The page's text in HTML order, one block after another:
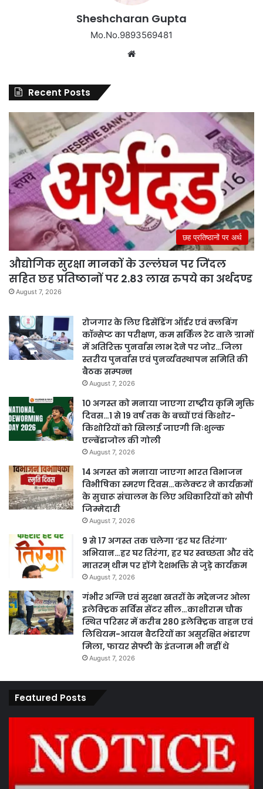
Sheshcharan Gupta
Mo.No.9893569481
Recent Posts
छह प्रतिष्ठानों पर अर्थ
औद्योगिक सुरक्षा मानकों के उल्लंघन पर जिंदल
सहित छह प्रतिष्ठानों पर 2.83 लाख रुपये का अर्थदण्ड
August 7, 2026
रोजगार के लिए डिसेंडिंग ऑर्डर एवं क्लबिंग
कॉन्सेप्ट का परीक्षण, कम सर्किल रेट वाले ग्रामों
में अतिरिक्त पुनर्वास लाभ देने पर जोर…जिला
स्तरीय पुनर्वास एवं पुनर्व्यवस्थापन समिति की
बैठक सम्पन्न
August 7, 2026
10 अगस्त को मनाया जाएगा राष्ट्रीय कृमि मुक्ति
दिवस…1 से 19 वर्ष तक के बच्चों एवं किशोर-
किशोरियों को खिलाई जाएगी निःशुल्क
एल्बेंडाजोल की गोली
August 7, 2026
14 अगस्त को मनाया जाएगा भारत विभाजन
विभीषिका स्मरण दिवस…कलेक्टर ने कार्यक्रमों
के सुचारू संचालन के लिए अधिकारियों को सौंपी
जिम्मेदारी
August 7, 2026
9 से 17 अगस्त तक चलेगा ‘हर घर तिरंगा’
अभियान…हर घर तिरंगा, हर घर स्वच्छता और वंदे
मातरम् थीम पर होंगे देशभक्ति से जुड़े कार्यक्रम
August 7, 2026
गंभीर अग्नि एवं सुरक्षा खतरों के मद्देनजर ओला
इलेक्ट्रिक सर्विस सेंटर सील…काशीराम चौक
स्थित परिसर में करीब 280 इलेक्ट्रिक वाहन एवं
लिथियम-आयन बैटरियों का असुरक्षित भंडारण
मिला, फायर सेफ्टी के इंतजाम भी नहीं थे
August 7, 2026
Featured Posts
एवं
कानूनी
प्रक्रिया
के
तहतAugust 13, 2024